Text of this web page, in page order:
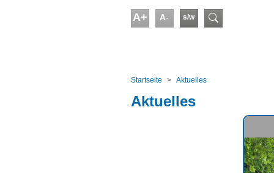
A+ A- s/w
Startseite
Aktuelles
Aktuelles